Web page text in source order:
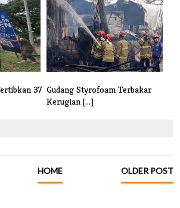
Sebut
Satpol PP Tangsel Gelar Razia
Tega[...]
37 Gudang Styrofoam Terbakar
Kerugian [...]
OLDER POST
HOME